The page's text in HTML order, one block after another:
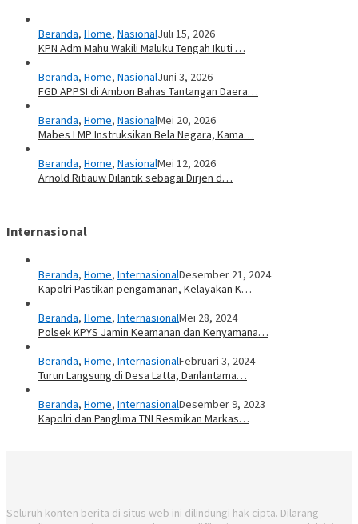
Beranda, Home, NasionalJuli 15, 2026
KPN Adm Mahu Wakili Maluku Tengah Ikuti …
Beranda, Home, NasionalJuni 3, 2026
FGD APPSI di Ambon Bahas Tantangan Daera…
Beranda, Home, NasionalMei 20, 2026
Mabes LMP Instruksikan Bela Negara, Kama…
Beranda, Home, NasionalMei 12, 2026
Arnold Ritiauw Dilantik sebagai Dirjen d…
Internasional
Beranda, Home, InternasionalDesember 21, 2024
Kapolri Pastikan pengamanan, Kelayakan K…
Beranda, Home, InternasionalMei 28, 2024
Polsek KPYS Jamin Keamanan dan Kenyamana…
Beranda, Home, InternasionalFebruari 3, 2024
Turun Langsung di Desa Latta, Danlantama…
Beranda, Home, InternasionalDesember 9, 2023
Kapolri dan Panglima TNI Resmikan Markas…
Seluruh konten berita di situs web ini dilindungi hak cipta. Dilarang